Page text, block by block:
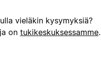
vieläkin kysymyksiä?
on tukikeskuksessamme.